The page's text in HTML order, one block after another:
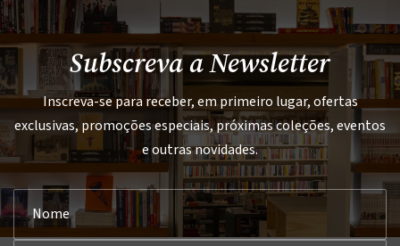
Subscreva a Newsletter
Inscreva-se para receber, em primeiro lugar, ofertas
exclusivas, promoções especiais, próximas coleções, eventos
e outras novidades.